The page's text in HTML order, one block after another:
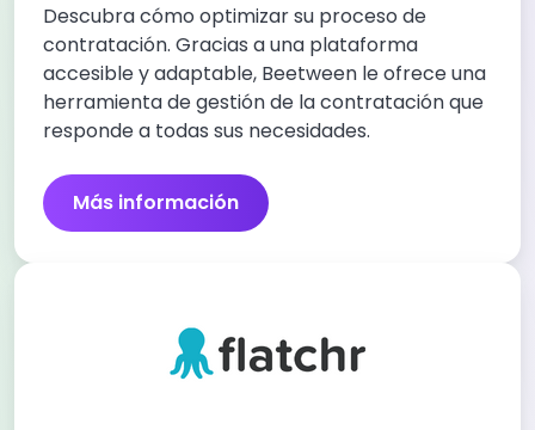
Descubra cómo optimizar su proceso de
contratación. Gracias a una plataforma
accesible y adaptable, Beetween le ofrece una
herramienta de gestión de la contratación que
responde a todas sus necesidades.
Más información